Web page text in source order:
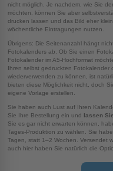
nicht möglich. Je nachdem, wie Sie
möchten, können Sie aber
drucken lassen und das Bild eher
wöchentliche Eintragungen nutzen.
Übrigens: Die Seitenanzahl hängt
Fotokalenders ab. Ob Sie einen
Fotokalender im A5-Hochformat
Ihren selbst gedruckten
wiederverwenden zu können, ist
bieten diese Möglichkeit nicht, doch
eigene Vorlage erstellen.
Sie haben auch Lust auf Ihren
Sie Ihre Bestellung ein und lassen
Sie es gar nicht erwarten können,
Tages-Produktion zu wählen. Sie
Tagen, statt 1–2 Wochen. Versendet
auch hier haben Sie natürlich die